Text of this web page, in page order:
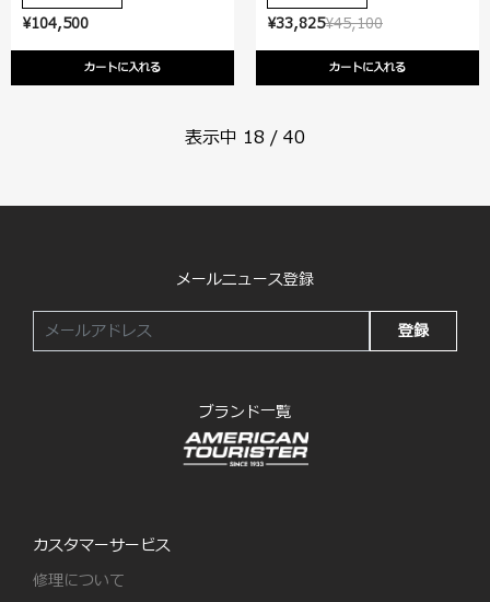
¥104,500
カートに入れる
¥45,100
¥33,825
カートに入れる
表示中 18 / 40
メールニュース登録
登録
ブランド一覧
カスタマーサービス
修理について